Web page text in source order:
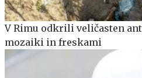
V Rimu odkrili veličasten
mozaiki in freskami